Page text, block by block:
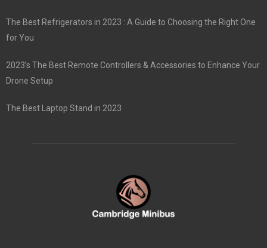
The Best Refrigerators in 2023 : A Guide to Choosing the Right One
for You
2023’s The Best Remote Controllers & Accessories to Enhance Your
Drone Setup
The Best Laptop Stand in 2023